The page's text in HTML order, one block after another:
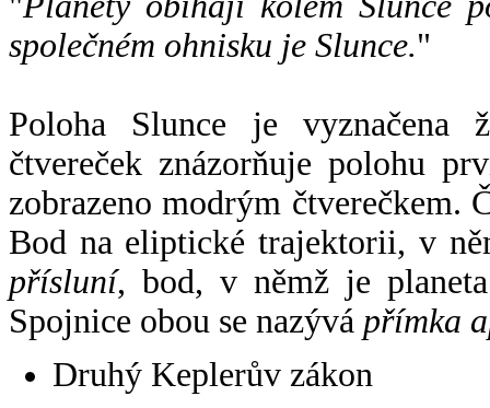
společném ohnisku je Slunce."
Poloha Slunce je vyznačena
čtvereček znázorňuje polohu
zobrazeno modrým čtverečkem.
Bod na eliptické trajektorii, v
přísluní, bod, v němž je
Spojnice obou se nazývá přímka
Druhý Keplerův zákon